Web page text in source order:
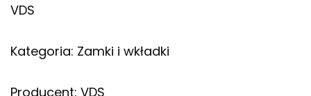
VDS
Kategoria: Zamki i wkładki
Producent: VDS